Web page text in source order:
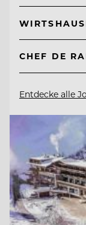
CHEF DE
Entdecke alle